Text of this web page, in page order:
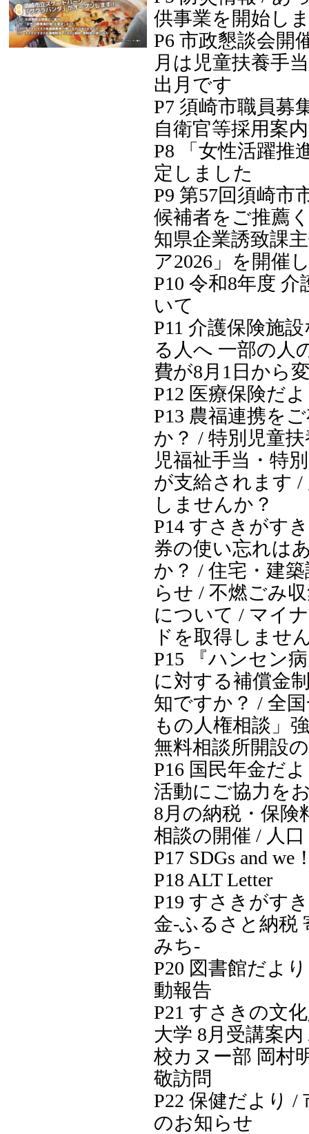
供事業を開始し
P6 市政懇談会開
月は児童扶養手
出月です
P7 須崎市職員募
自衛官等採用案内
P8 「女性活躍推
定しました
P9 第57回須崎市
候補者をご推薦
知県企業誘致課
ア2026」を開催
P10 令和8年度
いて
P11 介護保険施
る人へ 一部の人
費が8月1日から
P12 医療保険だ
P13 農福連携を
か？ / 特別児童
児福祉手当・特
が支給されます /
しませんか？
P14 すさきがす
券の使い忘れは
か？ / 住宅・建
らせ / 不燃ごみ
について / マイ
ドを取得しませ
P15 『ハンセン
に対する補償金
知ですか？ / 全
もの人権相談」
無料相談所開設
P16 国民年金だ
活動にご協力を
8月の納税・保険
相談の開催 / 人
P17 SDGs and we
P18 ALT Letter
P19 すさきがす
金-ふるさと納税
みち-
P20 図書館だよ
動報告
P21 すさきの文
大学 8月受講案
校カヌー部 岡村
敬訪問
P22 保健だより /
のお知らせ